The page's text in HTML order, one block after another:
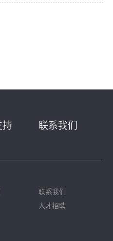
联系我们
联系我们
人才招聘